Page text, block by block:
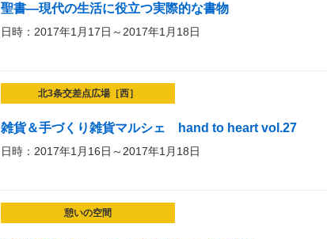
聖書―現代の生活に役立つ実際的な書物
日時：2017年1月17日～2017年1月18日
北3条交差点広場［西］
雑貨＆手づくり雑貨マルシェ hand to heart vol.27
日時：2017年1月16日～2017年1月18日
憩いの空間